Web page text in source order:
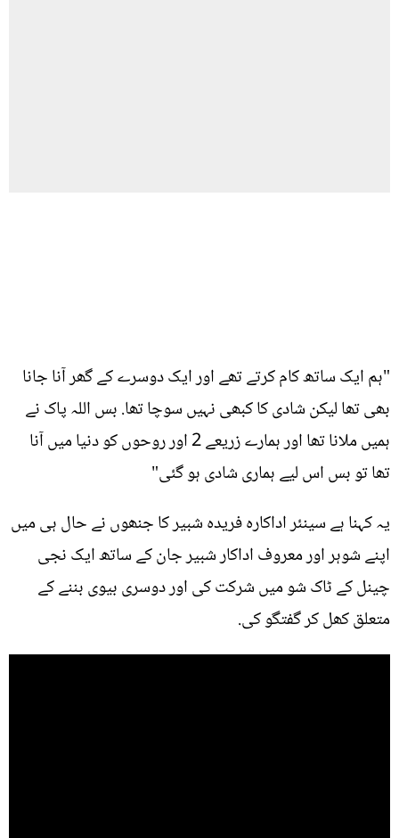
"ہم ایک ساتھ کام کرتے تھے اور ایک دوسرے کے گھر آنا جانا
بھی تھا لیکن شادی کا کبھی نہیں سوچا تھا. بس اللہ پاک نے
ہمیں ملانا تھا اور ہمارے زریعے 2 اور روحوں کو دنیا میں آنا
تھا تو بس اس لیے ہماری شادی ہو گئی"
یہ کہنا ہے سینئر اداکارہ فریدہ شبیر کا جنھوں نے حال ہی میں
اپنے شوہر اور معروف اداکار شبیر جان کے ساتھ ایک نجی
چینل کے ٹاک شو میں شرکت کی اور دوسری بیوی بننے کے
متعلق کھل کر گفتگو کی.